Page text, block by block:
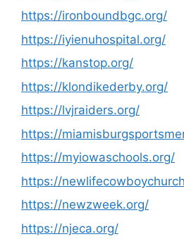
https://ironboundbgc.org/
https://iyienuhospital.org/
https://kanstop.org/
https://klondikederby.org/
https://lvjraiders.org/
https://
https://myiowaschools.org/
https://
https://newzweek.org/
https://njeca.org/